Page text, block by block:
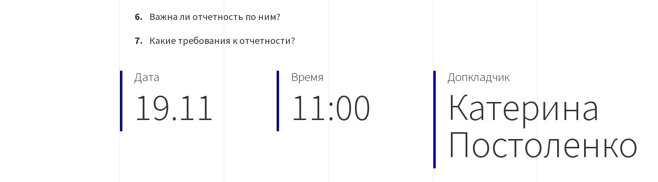
Важна ли отчетность по ним?
Какие требования к отчетности?
Дата
19.11
Время
11:00
Допкладчик
Катерина
Постоленко